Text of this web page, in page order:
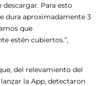
descargar. Para esto
dura aproximadamente 3
que
estén cubiertos.”,
del relevamiento del
la App, detectaron